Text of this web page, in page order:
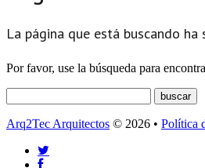
La página que está buscando
Por favor, use la búsqueda para
Arq2Tec Arquitectos © 2026 • Política